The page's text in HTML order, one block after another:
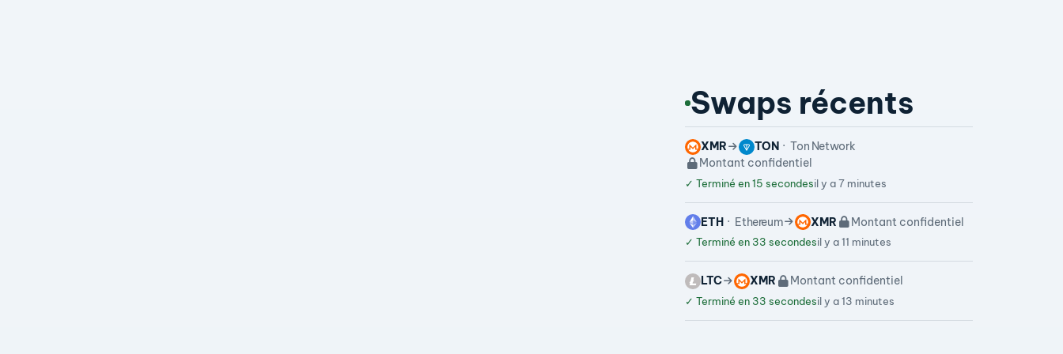
Swaps récents
XMR TON
Ton Network
Montant confidentiel
✓ Terminé en 15 secondesil y a 7 minutes
ETH Ethereum XMR Montant confidentiel
✓ Terminé en 33 secondesil y a 11 minutes
LTC XMR Montant confidentiel
✓ Terminé en 33 secondesil y a 13 minutes